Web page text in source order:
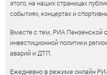
этого, на наших страницах
событиях, концертах и
Вместе с тем, РИА Пензенской
инвестиционной политики
аварий и ДТП.
Ежедневно в режиме онлайн